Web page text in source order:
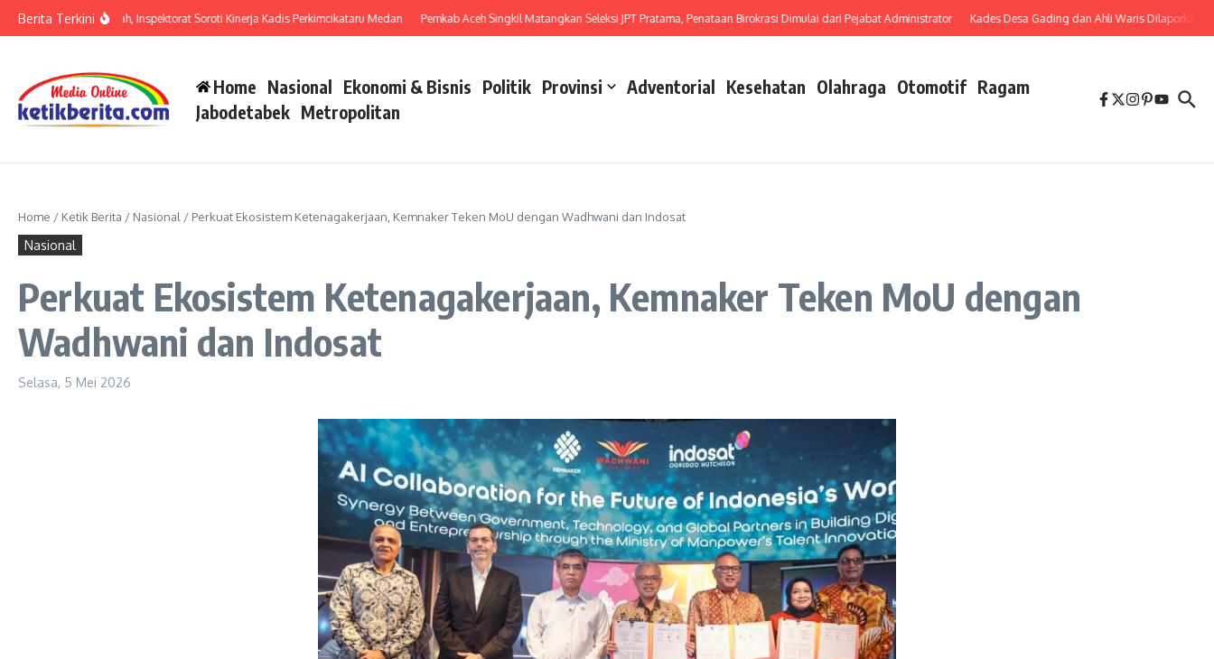
Berita Terkini
Terendah, Inspektorat Soroti Kinerja Kadis Perkimcikataru Medan Pemkab Aceh Singkil Matangkan Seleksi JPT Pratama, Penataan Birokrasi Dimulai dari Pejabat Administrator Kades Desa Gading dan Ahli Waris Dilaporkan ke
Home Nasional Ekonomi & Bisnis Politik Provinsi Adventorial Kesehatan Olahraga Otomotif Ragam
Jabodetabek Metropolitan
Home / Ketik Berita / Nasional / Perkuat Ekosistem Ketenagakerjaan, Kemnaker Teken MoU dengan Wadhwani dan Indosat
Nasional
Perkuat Ekosistem Ketenagakerjaan, Kemnaker Teken MoU dengan
Wadhwani dan Indosat
Selasa, 5 Mei 2026